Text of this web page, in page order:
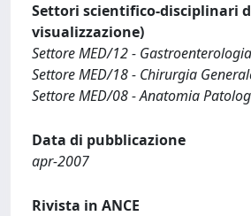
Settori scientifico-disciplinari
visualizzazione)
Settore MED/12 - Gastroenterologia
Settore MED/18 - Chirurgia
Settore MED/08 - Anatomia
Data di pubblicazione
apr-2007
Rivista in ANCE